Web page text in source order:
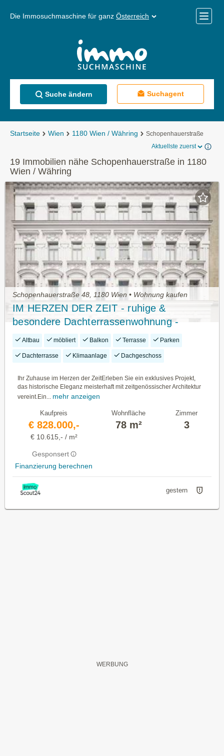
Die Immosuchmaschine für ganz Österreich
Menü
Suche ändern Suchagent
Startseite Wien 1180 Wien / Währing
Schopenhauerstraße
Aktuellste zuerst
19 Immobilien nähe Schopenhauerstraße in 1180
Wien / Währing
Schopenhauerstraße 48, 1180 Wien • Wohnung kaufen
IM HERZEN DER ZEIT - ruhige &
besondere Dachterrassenwohnung -
PROVISIONSFREI
Altbau möbliert Balkon Terrasse Parken
Dachterrasse Klimaanlage Dachgeschoss
Ihr Zuhause im Herzen der ZeitErleben Sie ein exklusives Projekt,
das historische Eleganz meisterhaft mit zeitgenössischer Architektur
vereint.Ein...
mehr anzeigen
Kaufpreis
€ 828.000,-
€ 10.615,- / m²
Gesponsert
Finanzierung berechnen
Wohnfläche
78 m²
Zimmer
3
gestern